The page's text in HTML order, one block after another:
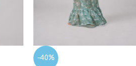
-40%